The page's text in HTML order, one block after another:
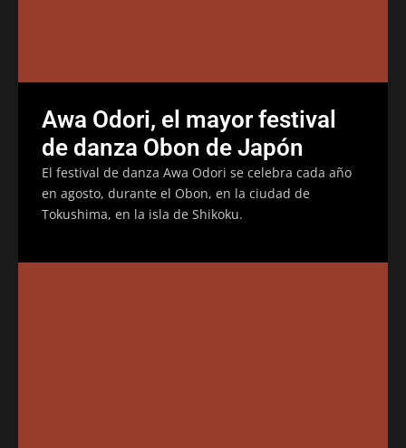
Awa Odori, el mayor festival
de danza Obon de Japón
El festival de danza Awa Odori se celebra cada año
en agosto, durante el Obon, en la ciudad de
Tokushima, en la isla de Shikoku.